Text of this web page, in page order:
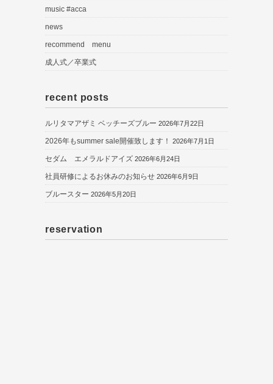
music #acca
news
recommend menu
成人式／卒業式
recent posts
ルリタマアザミ ベッチーズブルー 2026年7月22日
2026年もsummer sale開催致します！ 2026年7月1日
セダム エメラルドアイズ 2026年6月24日
社員研修によるお休みのお知らせ 2026年6月9日
ブルースター 2026年5月20日
reservation